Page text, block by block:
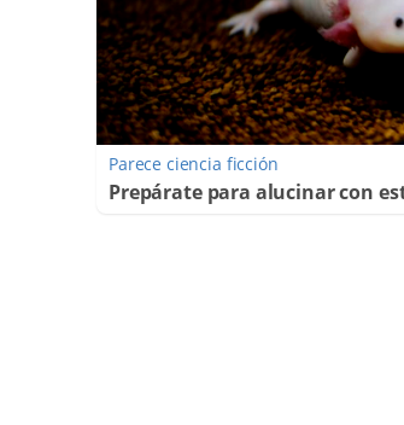
Parece ciencia ficción
Prepárate para alucinar con